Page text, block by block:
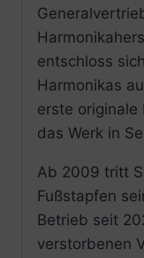
entschloss
Harmonikas
erste originale
das Werk in
Ab 2009 tritt
Fußstapfen
Betrieb seit
verstorbenen